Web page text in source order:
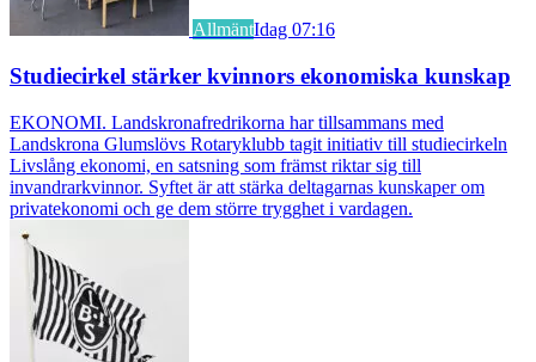
AllmäntIdag 07:16
Studiecirkel stärker kvinnors ekonomiska kunskap
EKONOMI. Landskronafredrikorna har tillsammans med
Landskrona Glumslövs Rotaryklubb tagit initiativ till studiecirkeln
Livslång ekonomi, en satsning som främst riktar sig till
invandrarkvinnor. Syftet är att stärka deltagarnas kunskaper om
privatekonomi och ge dem större trygghet i vardagen.